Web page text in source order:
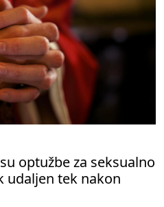
optužbe za seksualno
udaljen tek nakon